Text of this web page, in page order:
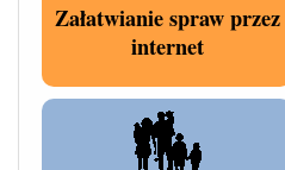
Załatwianie spraw przez
internet